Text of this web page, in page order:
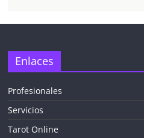
Enlaces
Profesionales
Servicios
Tarot Online